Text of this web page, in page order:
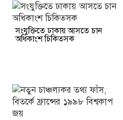
সংযুক্তিতে ঢাকায় আসতে চান
অধিকাংশ চিকিত্সক